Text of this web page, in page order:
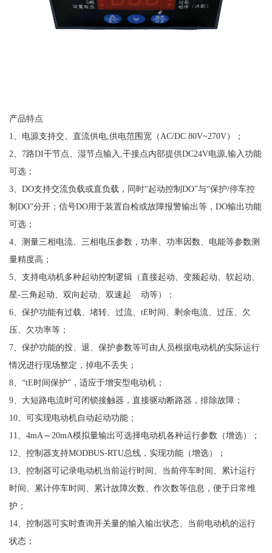
产品特点
1、电源支持交、直流供电,供电范围宽（AC/DC 80V~270V）；
2、7路DI干节点、湿节点输入,干接点内部提供DC24V电源,输入功能
可选；
3、DO支持交流负载或直负载，同时“起动控制DO”与“保护/停车控
制DO”分开；信号DO用于装置自检或故障报警输出等，DO输出功能
可选；
4、测量三相电流、三相电压参数，功率、功率因数、电能等参数测
量精度高；
5、支持电动机多种起动控制逻辑（直接起动、变频起动、软起动、
星-三角起动、双向起动、双速起 动等）；
6、保护功能有过载、堵转、过流、tE时间、剩余电流、过压、欠
压、欠功率等；
7、保护功能的投、退、保护参数等可由人员根据电动机的实际运行
情况进行现场整定，掉电不丢失；
8、“tE时间保护”，适应于增安型电动机；
9、大短路电流时可闭锁接触器，直接驱动断路器，排除故障；
10、可实现电动机自动起动功能；
11、4mA～20mA模拟量输出可选择电动机各种运行参数（增选）；
12、控制器支持MODBUS-RTU总线，实现功能（增选）；
13、控制器可记录电动机当前运行时间、当前停车时间、累计运行
时间、累计停车时间、累计故障次数、作次数等信息，便于日常维
护；
14、控制器可实时查询开关量的输入输出状态、当前电动机的运行
状态；